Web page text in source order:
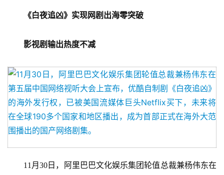
《白夜追凶》实现网剧出海零突破
影视剧输出热度不减
11月30日，阿里巴巴文化娱乐集团轮值总裁兼杨伟东在